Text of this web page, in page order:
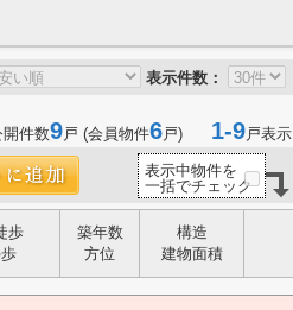
表示件数：
開件数9戸 (会員物件6戸) 1-9戸表示
表示中物件を
一括でチェック
歩
築年数
方位
構造
建物面積